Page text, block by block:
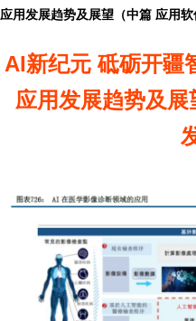
应用发展趋势及展望（中篇 应用软
AI新纪元 砥砺开
应用发展趋势及